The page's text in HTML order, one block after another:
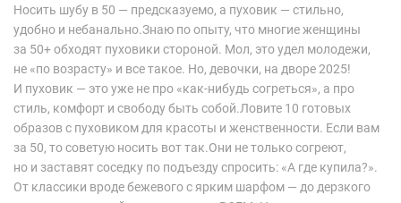
Носить шубу в 50 — предсказуемо, а пуховик — стильно,
удобно и небанально.Знаю по опыту, что многие женщины
за 50+ обходят пуховики стороной. Мол, это удел молодежи,
не «по возрасту» и все такое. Но, девочки, на дворе 2025!
И пуховик — это уже не про «как-нибудь согреться», а про
стиль, комфорт и свободу быть собой.Ловите 10 готовых
образов с пуховиком для красоты и женственности. Если вам
за 50, то советую носить вот так.Они не только согреют,
но и заставят соседку по подъезду спросить: «А где купила?».
От классики вроде бежевого с ярким шарфом — до дерзкого